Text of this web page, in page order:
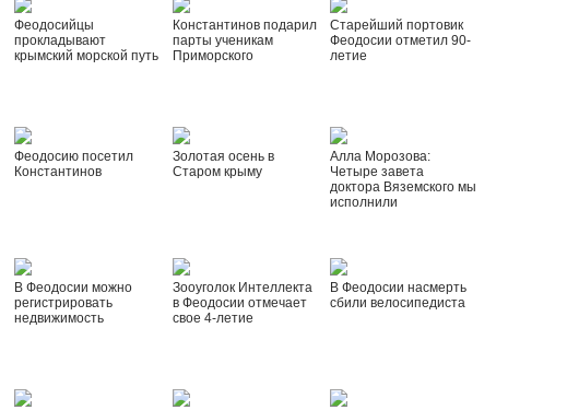
Феодосийцы
прокладывают
крымский морской путь
Константинов подарил
парты ученикам
Приморского
Старейший портовик
Феодосии отметил 90-
летие
Феодосию посетил
Константинов
Золотая осень в
Старом крыму
Алла Морозова:
Четыре завета
доктора Вяземского мы
исполнили
В Феодосии можно
регистрировать
недвижимость
Зооуголок Интеллекта
в Феодосии отмечает
свое 4-летие
В Феодосии насмерть
сбили велосипедиста